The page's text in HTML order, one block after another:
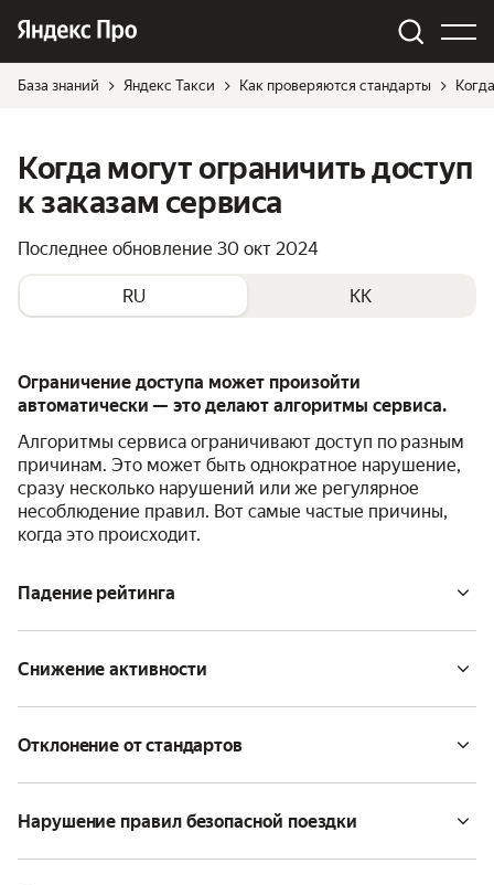
База знаний Яндекс Такси Как проверяются стандарты
Когда могут ограничить доступ
к заказам сервиса
Последнее обновление 30 окт 2024
RU KK
Ограничение доступа может произойти
автоматически — это делают алгоритмы сервиса.
Алгоритмы сервиса ограничивают доступ по разным
причинам. Это может быть однократное нарушение,
сразу несколько нарушений или же регулярное
несоблюдение правил. Вот самые частые причины,
когда это происходит.
Падение рейтинга
Снижение активности
Отклонение от стандартов
Нарушение правил безопасной поездки